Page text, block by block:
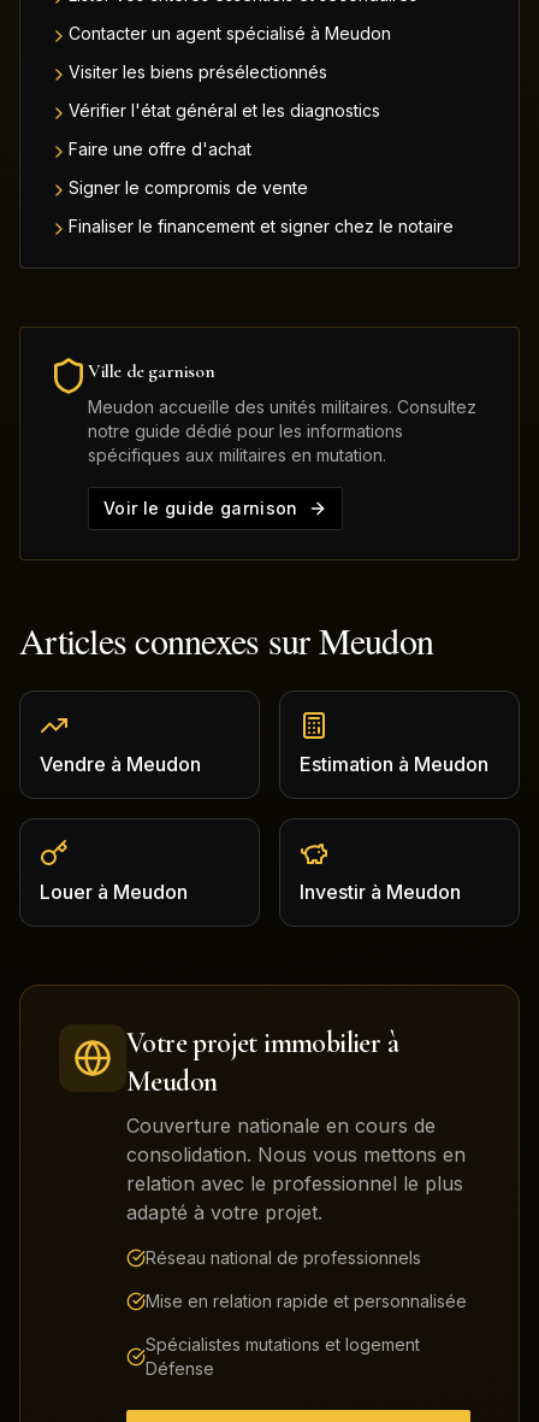
Contacter un agent spécialisé à Meudon
Visiter les biens présélectionnés
Vérifier l'état général et les diagnostics
Faire une offre d'achat
Signer le compromis de vente
Finaliser le financement et signer chez le notaire
Ville de garnison
Meudon accueille des unités militaires. Consultez
notre guide dédié pour les informations
spécifiques aux militaires en mutation.
Voir le guide garnison
Articles connexes surMeudon
Vendre à Meudon Estimation à Meudon
Louer à Meudon Investir à Meudon
Votre projet immobilier à
Meudon
Couverture nationale en cours de
consolidation. Nous vous mettons en
relation avec le professionnel le plus
adapté à votre projet.
Réseau national de professionnels
Mise en relation rapide et personnalisée
Spécialistes mutations et logement
Défense